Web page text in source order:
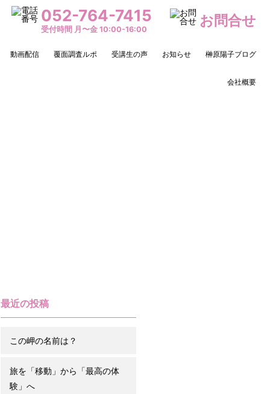
052-764-7415
受付時間 月〜金 10:00-16:00
お問合せ
動画配信 覆面調査ルポ 受講生の声 お知らせ 榊原陽子ブログ
会社概要
最近の投稿
この岬の名前は？
旅を「移動」から「最高の体
験」へ